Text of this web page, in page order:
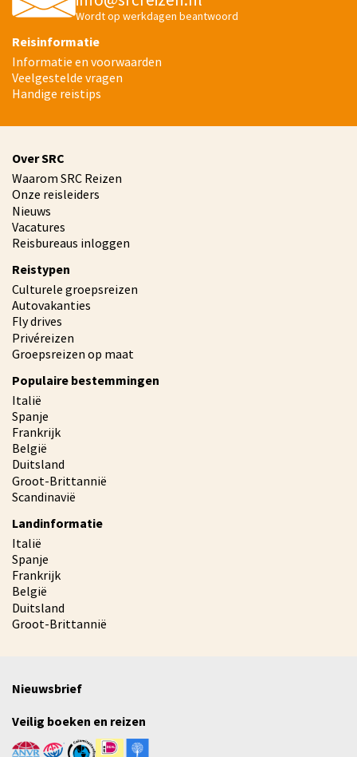
Wordt op werkdagen beantwoord
Reisinformatie
Informatie en voorwaarden
Veelgestelde vragen
Handige reistips
Over SRC
Waarom SRC Reizen
Onze reisleiders
Nieuws
Vacatures
Reisbureaus inloggen
Reistypen
Culturele groepsreizen
Autovakanties
Fly drives
Privéreizen
Groepsreizen op maat
Populaire bestemmingen
Italië
Spanje
Frankrijk
België
Duitsland
Groot-Brittannië
Scandinavië
Landinformatie
Italië
Spanje
Frankrijk
België
Duitsland
Groot-Brittannië
Nieuwsbrief
Veilig boeken en reizen